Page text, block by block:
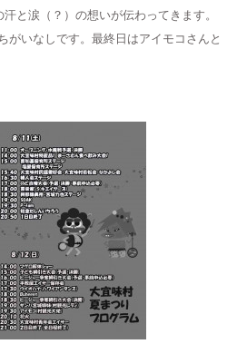
と涙（？）の想いが伝わってきます。
がいなしです。最終日はアイモコさんと